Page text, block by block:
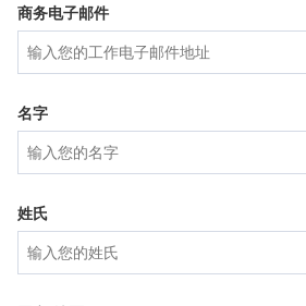
商务电子邮件
名字
姓氏